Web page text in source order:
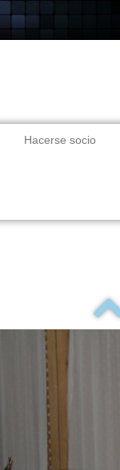
Hacerse socio